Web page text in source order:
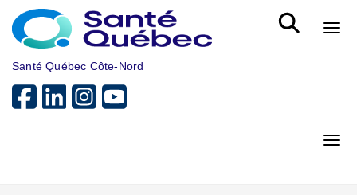
Aller au menu principal
Santé Québec Côte-Nord